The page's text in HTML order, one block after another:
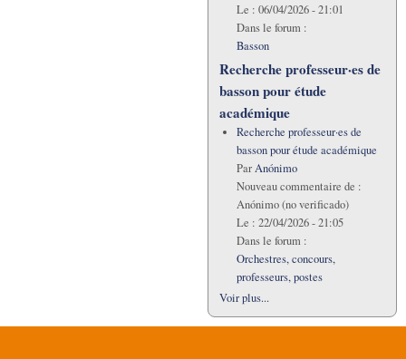
Le : 06/04/2026 - 21:01
Dans le forum :
Basson
Recherche professeur·es de
basson pour étude
académique
Recherche professeur·es de
basson pour étude académique
ParAnónimo
Nouveau commentaire de :
Anónimo (no verificado)
Le : 22/04/2026 - 21:05
Dans le forum :
Orchestres, concours,
professeurs, postes
Voir plus...